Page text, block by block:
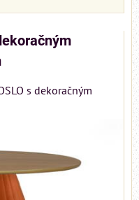
s dekoračným